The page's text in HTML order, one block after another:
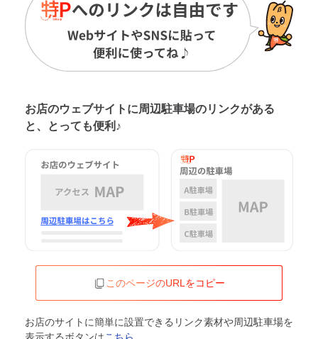
お店のウェブサイトに周辺駐車場のリンクがある
と、とっても便利♪
このページのURLをコピー
お店のサイトに簡単に設置できるリンク素材や周辺駐車場を